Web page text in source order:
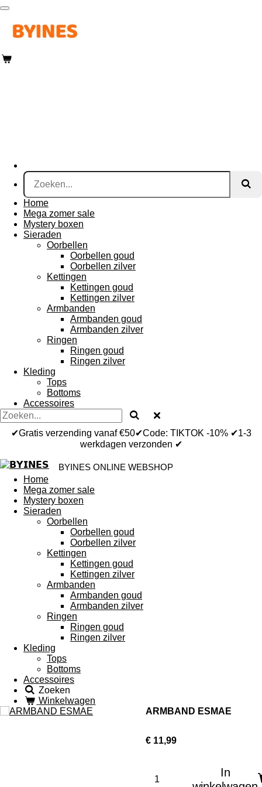
Ga
naar
Home
Mega zomer sale
Mystery boxen
Sieraden
Oorbellen
Oorbellen goud
Oorbellen zilver
Kettingen
Kettingen goud
Kettingen zilver
Armbanden
Armbanden goud
Armbanden zilver
Ringen
Ringen goud
Ringen zilver
Kleding
Tops
Bottoms
Accessoires
✔Gratis verzending vanaf €50✔Code: TIKTOK -10% ✔1-3
werkdagen verzonden ✔
BYINES ONLINE WEBSHOP
Home
Mega zomer sale
Mystery boxen
Sieraden
Oorbellen
Oorbellen goud
Oorbellen zilver
Kettingen
Kettingen goud
Kettingen zilver
Armbanden
Armbanden goud
Armbanden zilver
Ringen
Ringen goud
Ringen zilver
Kleding
Tops
Bottoms
Accessoires
Zoeken
Winkelwagen
ARMBAND ESMAE
€ 11,99
In